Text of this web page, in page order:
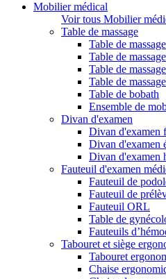
Mobilier médical
Voir tous Mobilier
Table de massage
Table de
Table de
Table de
Table de
Table de bobath
Ensemble de
Divan d'examen
Divan d'examen
Divan d'examen
Divan d'examen
Fauteuil d'examen
Fauteuil de
Fauteuil de
Fauteuil ORL
Table de
Fauteuils
Tabouret et siège
Tabouret
Chaise